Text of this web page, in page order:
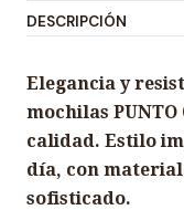
i
a
d
DESCRIPCIÓN
Elegancia y
mochilas
calidad. Estilo
día, con
sofisticado.